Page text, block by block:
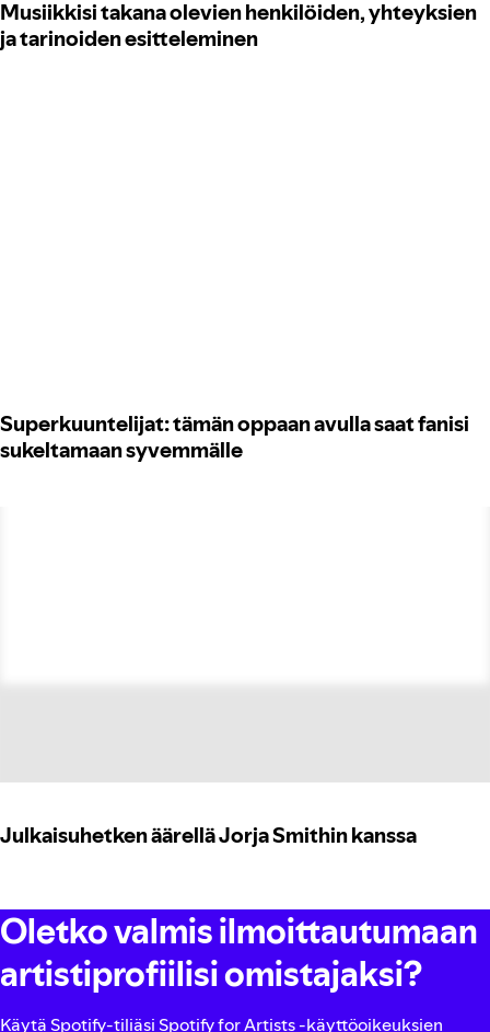
Musiikkisi takana olevien henkilöiden, yhteyksien
ja tarinoiden esitteleminen
Superkuuntelijat: tämän oppaan avulla saat fanisi
sukeltamaan syvemmälle
Julkaisuhetken äärellä Jorja Smithin kanssa
Oletko valmis ilmoittautumaan
artistiprofiilisi omistajaksi?
Käytä Spotify-tiliäsi Spotify for Artists ‑käyttöoikeuksien